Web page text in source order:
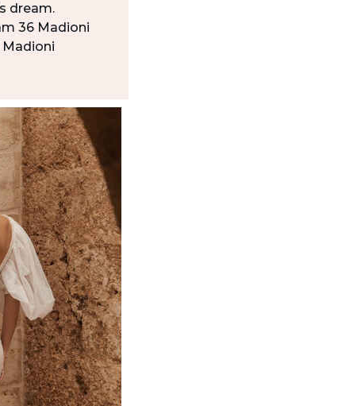
dream.
36 Madioni
Madioni